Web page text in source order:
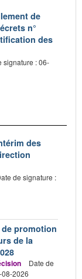
de
n°
des
signature : 06-
des
de signature :
de promotion
de la
Date de
2026